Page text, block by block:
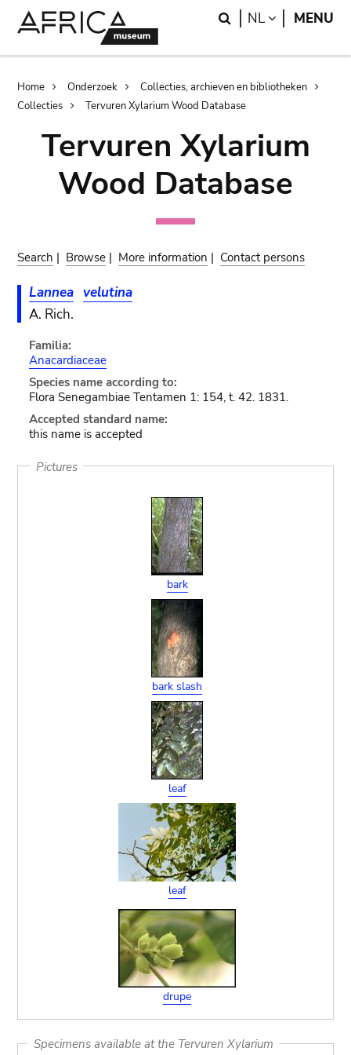
Search
NL LANGUAGE
MENU
Breadcrumb
Home Onderzoek
Collecties, archieven en bibliotheken
Collecties
Tervuren Xylarium Wood Database
Tervuren Xylarium
Wood Database
Search | Browse | More information | Contact persons
Lannea velutina
A. Rich.
Familia:
Anacardiaceae
Species name according to:
Flora Senegambiae Tentamen 1: 154, t. 42. 1831.
Accepted standard name:
this name is accepted
Pictures
bark
bark slash
leaf
leaf
drupe
Specimens available at the Tervuren Xylarium